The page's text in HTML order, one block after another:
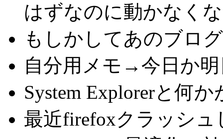
はずなのに動かなく
もしかしてあのブロ
自分用メモ→今日か
System Explorerと何
最近firefoxクラッシ